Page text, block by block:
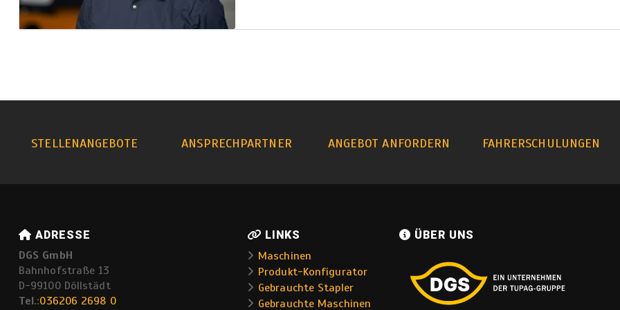
STELLENANGEBOTE ANSPRECHPARTNER ANGEBOT ANFORDERN FAHRERSCHULUNGEN
ADRESSE
DGS GmbH
Bahnhofstraße 13
D-99100 Döllstädt
Tel.:036206 2698 0
LINKS
Maschinen
Produkt-Konfigurator
Gebrauchte Stapler
Gebrauchte Maschinen
ÜBER UNS